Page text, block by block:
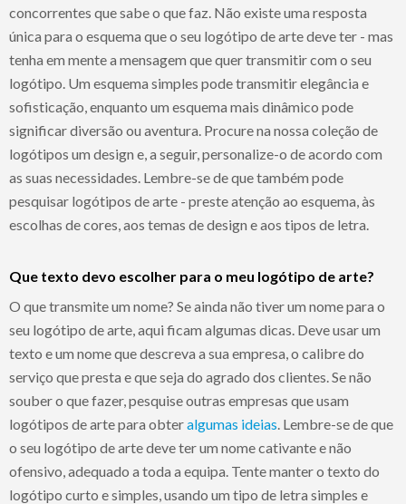
concorrentes que sabe o que faz. Não existe uma resposta
única para o esquema que o seu logótipo de arte deve ter - mas
tenha em mente a mensagem que quer transmitir com o seu
logótipo. Um esquema simples pode transmitir elegância e
sofisticação, enquanto um esquema mais dinâmico pode
significar diversão ou aventura. Procure na nossa coleção de
logótipos um design e, a seguir, personalize-o de acordo com
as suas necessidades. Lembre-se de que também pode
pesquisar logótipos de arte - preste atenção ao esquema, às
escolhas de cores, aos temas de design e aos tipos de letra.
Que texto devo escolher para o meu logótipo de arte?
O que transmite um nome? Se ainda não tiver um nome para o
seu logótipo de arte, aqui ficam algumas dicas. Deve usar um
texto e um nome que descreva a sua empresa, o calibre do
serviço que presta e que seja do agrado dos clientes. Se não
souber o que fazer, pesquise outras empresas que usam
logótipos de arte para obteralgumas ideias . Lembre-se de que
o seu logótipo de arte deve ter um nome cativante e não
ofensivo, adequado a toda a equipa. Tente manter o texto do
logótipo curto e simples, usando um tipo de letra simples e